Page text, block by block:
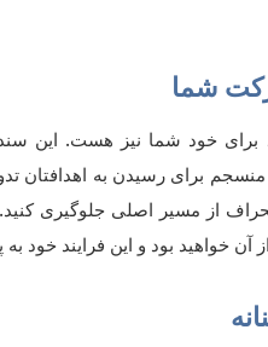
شما
برای خود شما نیز هست. این
برای رسیدن به اهدافتان
از مسیر اصلی جلوگیری
خواهید بود و این فرایند خود